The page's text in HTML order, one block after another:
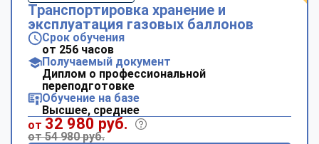
Транспортировка хранение и
эксплуатация газовых баллонов
Срок обучения
от 256 часов
Получаемый документ
Диплом о профессиональной
переподготовке
Обучение на базе
Высшее, среднее
от 32 980 руб.
от 54 980 руб.